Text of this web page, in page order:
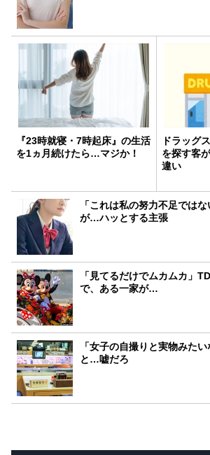
『23時就寝・7時起床』の生活
を1ヵ月続けたら…マジか！
ドラッグ
を探す客
違い
「これは私の努力不足では
が…ハッとする主張
「見てるだけでムカムカ」
で、ある一家が…
「女子の自撮りと実物みた
と…嘘だろ